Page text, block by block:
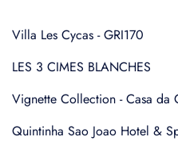
Villa Les Cycas - GRI170
LES 3 CIMES BLANCHES
Vignette Collection - Casa da
Quintinha Sao Joao Hotel &